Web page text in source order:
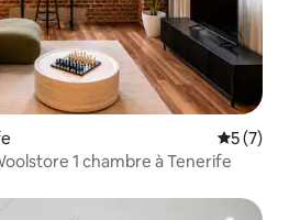
5 (7)
1 chambre à Tenerife